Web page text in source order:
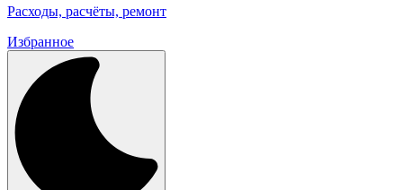
Расходы, расчёты, ремонт
Избранное